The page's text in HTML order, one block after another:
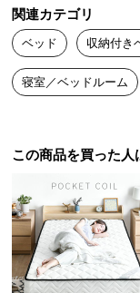
つ
い
て
小
品
送
に
つ
い
関連カテゴリ
ベッド 収納付き
寝室／ベッドルーム
この商品を買った